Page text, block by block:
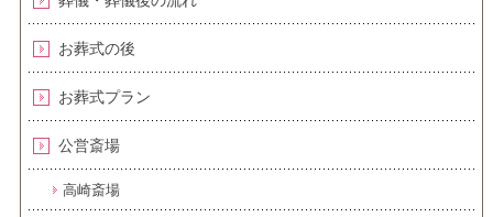
お葬式の後
お葬式プラン
公営斎場
高崎斎場